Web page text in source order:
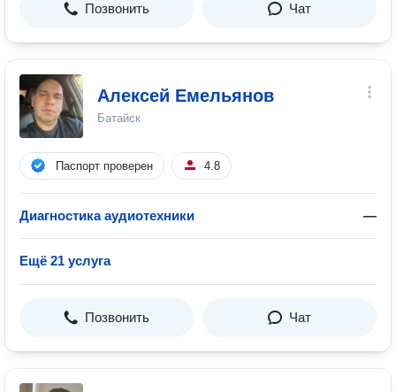
Позвонить Чат
Алексей Емельянов
Батайск
Паспорт проверен 4.8
Диагностика аудиотехники —
Ещё 21 услуга
Позвонить Чат